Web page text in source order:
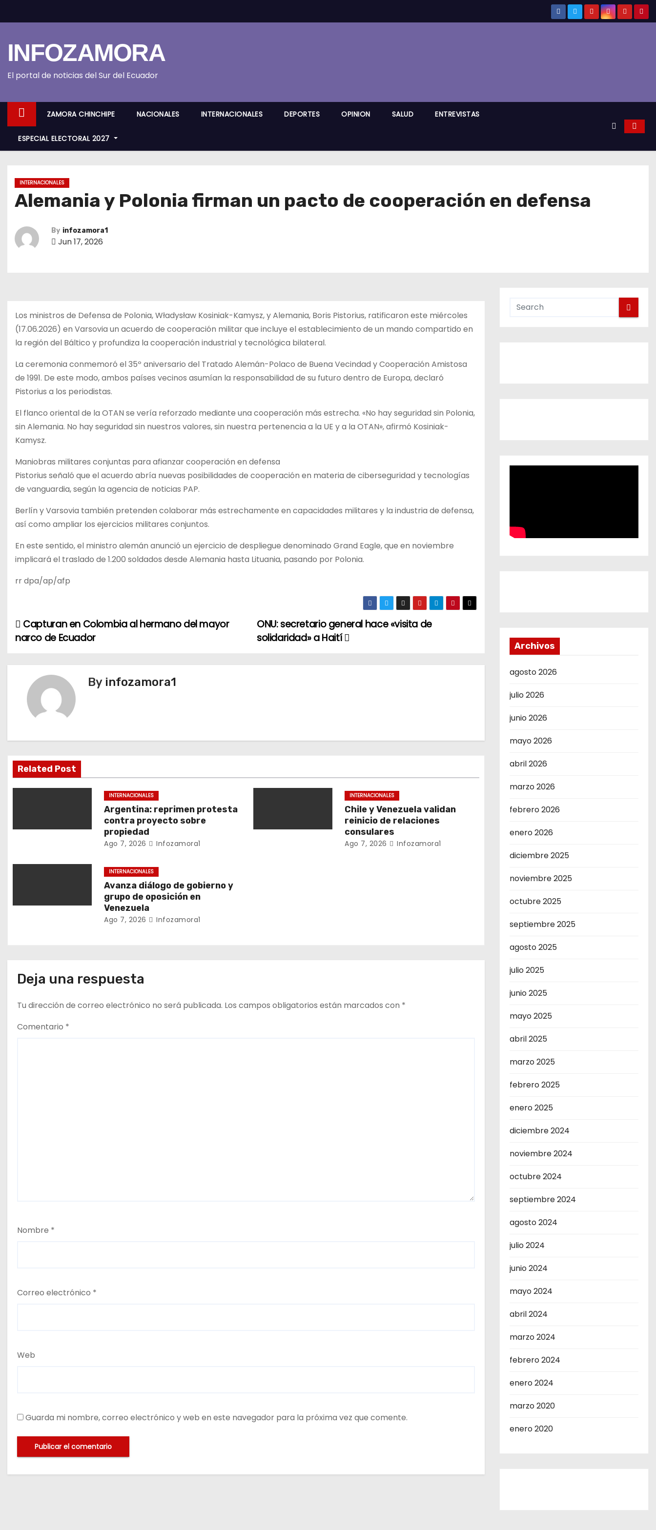
k
o
INFOZAMORA
El portal de noticias del Sur del Ecuador
ZAMORA CHINCHIPE NACIONALES INTERNACIONALES DEPORTES OPINION SALUD ENTREVISTAS
ESPECIAL ELECTORAL 2027
INTERNACIONALES
Alemania y Polonia firman un pacto de cooperación en defensa
By infozamora1
Jun 17, 2026
Los ministros de Defensa de Polonia, Władysław Kosiniak-Kamysz, y Alemania, Boris Pistorius, ratificaron este miércoles
(17.06.2026) en Varsovia un acuerdo de cooperación militar que incluye el establecimiento de un mando compartido en
la región del Báltico y profundiza la cooperación industrial y tecnológica bilateral.
La ceremonia conmemoró el 35º aniversario del Tratado Alemán-Polaco de Buena Vecindad y Cooperación Amistosa
de 1991. De este modo, ambos países vecinos asumían la responsabilidad de su futuro dentro de Europa, declaró
Pistorius a los periodistas.
El flanco oriental de la OTAN se vería reforzado mediante una cooperación más estrecha. «No hay seguridad sin Polonia,
sin Alemania. No hay seguridad sin nuestros valores, sin nuestra pertenencia a la UE y a la OTAN», afirmó Kosiniak-
Kamysz.
Maniobras militares conjuntas para afianzar cooperación en defensa
Pistorius señaló que el acuerdo abría nuevas posibilidades de cooperación en materia de ciberseguridad y tecnologías
de vanguardia, según la agencia de noticias PAP.
Berlín y Varsovia también pretenden colaborar más estrechamente en capacidades militares y la industria de defensa,
así como ampliar los ejercicios militares conjuntos.
En este sentido, el ministro alemán anunció un ejercicio de despliegue denominado Grand Eagle, que en noviembre
implicará el traslado de 1.200 soldados desde Alemania hasta Lituania, pasando por Polonia.
rr dpa/ap/afp
N
v
i
ó
d
d
ONU: secretario general hace «visita de
solidaridad» a Haití
Capturan en Colombia al hermano del mayor
narco de Ecuador
By infozamora1
Related Post
INTERNACIONALES
Argentina: reprimen protesta
contra proyecto sobre
propiedad
Ago 7, 2026 Infozamora1
INTERNACIONALES
Chile y Venezuela validan
reinicio de relaciones
consulares
Ago 7, 2026 Infozamora1
INTERNACIONALES
Avanza diálogo de gobierno y
grupo de oposición en
Venezuela
Ago 7, 2026 Infozamora1
Deja una respuesta
Tu dirección de correo electrónico no será publicada. Los campos obligatorios están marcados con *
Comentario *
Nombre *
Correo electrónico *
Web
Guarda mi nombre, correo electrónico y web en este navegador para la próxima vez que comente.
Archivos
agosto 2026
julio 2026
junio 2026
mayo 2026
abril 2026
marzo 2026
febrero 2026
enero 2026
diciembre 2025
noviembre 2025
octubre 2025
septiembre 2025
agosto 2025
julio 2025
junio 2025
mayo 2025
abril 2025
marzo 2025
febrero 2025
enero 2025
diciembre 2024
noviembre 2024
octubre 2024
septiembre 2024
agosto 2024
julio 2024
junio 2024
mayo 2024
abril 2024
marzo 2024
febrero 2024
enero 2024
marzo 2020
enero 2020